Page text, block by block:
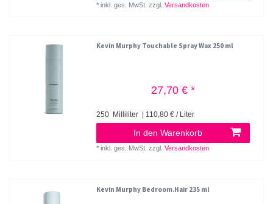
*inkl. ges. MwSt. zzgl.Versandkosten
Kevin Murphy Touchable Spray Wax 250 ml
27,70 € *
250 Milliliter | 110,80 € / Liter
In den Warenkorb
*inkl. ges. MwSt. zzgl.Versandkosten
Kevin Murphy Bedroom.Hair 235 ml